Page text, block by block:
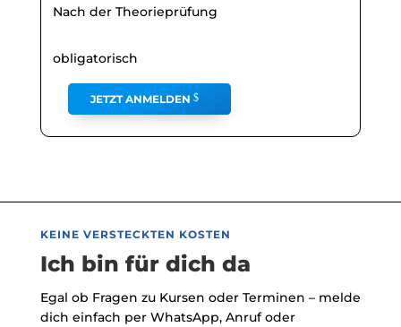
Nach der Theorieprüfung
obligatorisch
JETZT ANMELDEN
KEINE VERSTECKTEN KOSTEN
Ich bin für dich da
Egal ob Fragen zu Kursen oder Terminen – melde
dich einfach per WhatsApp, Anruf oder